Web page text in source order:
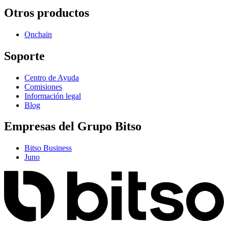
Otros productos
Onchain
Soporte
Centro de Ayuda
Comisiones
Información legal
Blog
Empresas del Grupo Bitso
Bitso Business
Juno